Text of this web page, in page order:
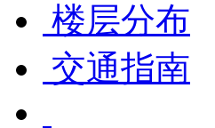
楼层分布
交通指南